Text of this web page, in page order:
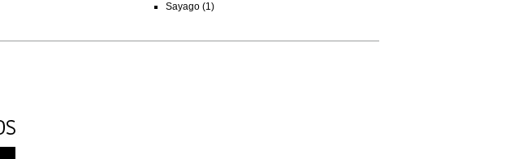
Sayago (1)